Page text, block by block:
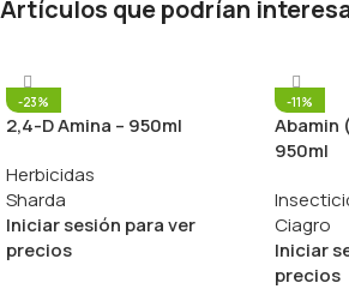
Artículos que podrían
-23%
2,4-D Amina – 950ml
Herbicidas
Sharda
Iniciar sesión para ver
precios
-11%
Abamin
950ml
Ciagro
Iniciar
precios